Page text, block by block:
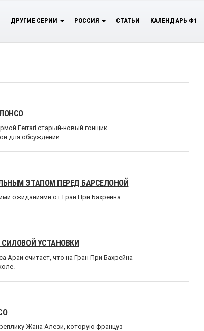
ДРУГИЕ СЕРИИ РОССИЯ СТАТЬИ КАЛЕНДАРЬ Ф1
Ferrari старый-новый гонщик
для обсуждений
ЭТАПОМ ПЕРЕД БАРСЕЛОНОЙ
ожиданиями от Гран При Бахрейна.
УСТАНОВКИ
Араи считает, что на Гран При Бахрейна
Жана Алези, которую француз